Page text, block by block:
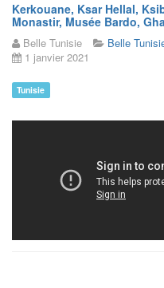
Kerkouane, Ksar Hellal,
Monastir, Musée Bardo,
Belle Tunisie
Belle
1 janvier 2021
Tunisie